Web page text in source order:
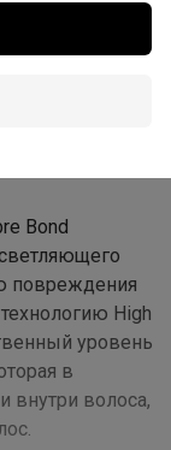
Bond
повреждения
High
уровень
в
внутри волоса,